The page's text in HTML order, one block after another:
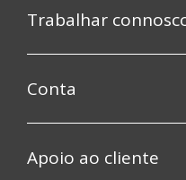
Trabalhar
Conta
Apoio ao cliente